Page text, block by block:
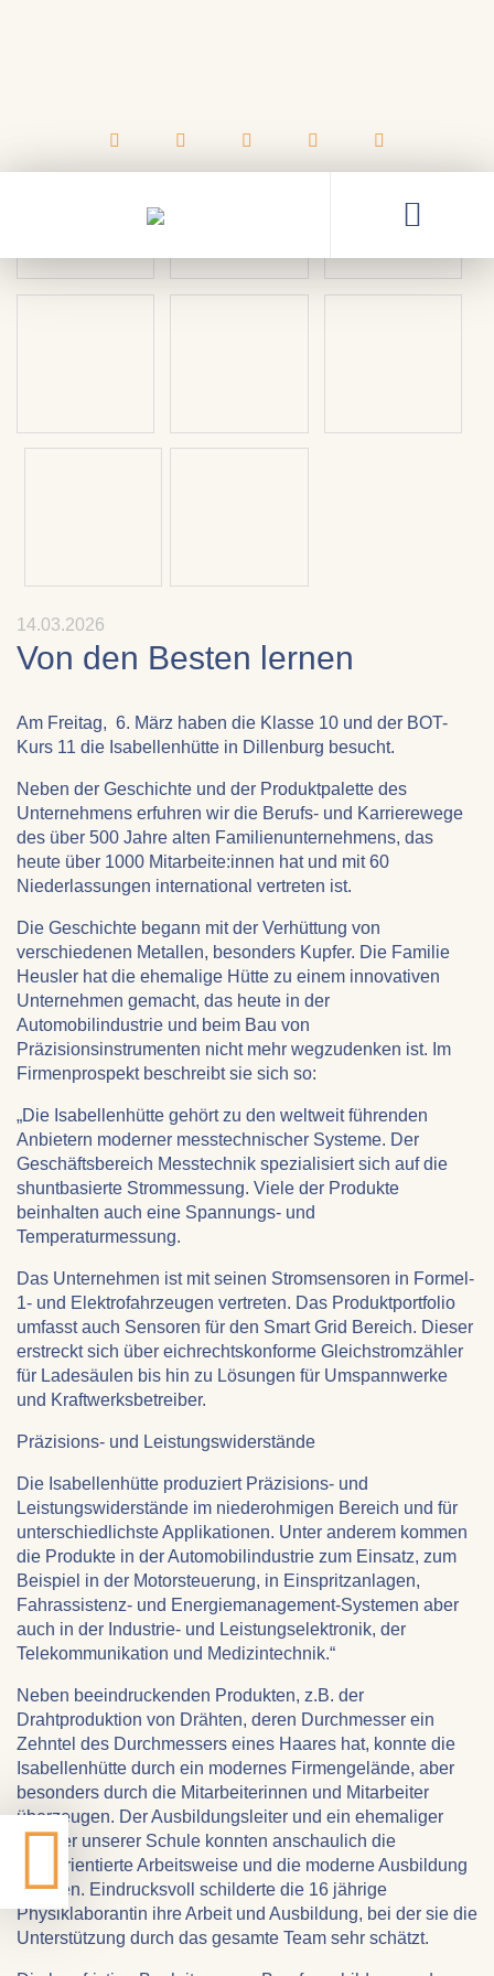
14.03.2026
Von den Besten lernen
Am Freitag, 6. März haben die Klasse 10 und der BOT-
Kurs 11 die Isabellenhütte in Dillenburg besucht.
Neben der Geschichte und der Produktpalette des
Unternehmens erfuhren wir die Berufs- und Karrierewege
des über 500 Jahre alten Familienunternehmens, das
heute über 1000 Mitarbeite:innen hat und mit 60
Niederlassungen international vertreten ist.
Die Geschichte begann mit der Verhüttung von
verschiedenen Metallen, besonders Kupfer. Die Familie
Heusler hat die ehemalige Hütte zu einem innovativen
Unternehmen gemacht, das heute in der
Automobilindustrie und beim Bau von
Präzisionsinstrumenten nicht mehr wegzudenken ist. Im
Firmenprospekt beschreibt sie sich so:
„Die Isabellenhütte gehört zu den weltweit führenden
Anbietern moderner messtechnischer Systeme. Der
Geschäftsbereich Messtechnik spezialisiert sich auf die
shuntbasierte Strommessung. Viele der Produkte
beinhalten auch eine Spannungs- und
Temperaturmessung.
Das Unternehmen ist mit seinen Stromsensoren in Formel-
1- und Elektrofahrzeugen vertreten. Das Produktportfolio
umfasst auch Sensoren für den Smart Grid Bereich. Dieser
erstreckt sich über eichrechtskonforme Gleichstromzähler
für Ladesäulen bis hin zu Lösungen für Umspannwerke
und Kraftwerksbetreiber.
Präzisions- und Leistungswiderstände
Die Isabellenhütte produziert Präzisions- und
Leistungswiderstände im niederohmigen Bereich und für
unterschiedlichste Applikationen. Unter anderem kommen
die Produkte in der Automobilindustrie zum Einsatz, zum
Beispiel in der Motorsteuerung, in Einspritzanlagen,
Fahrassistenz- und Energiemanagement-Systemen aber
auch in der Industrie- und Leistungselektronik, der
Telekommunikation und Medizintechnik.“
Neben beeindruckenden Produkten, z.B. der
Drahtproduktion von Drähten, deren Durchmesser ein
Zehntel des Durchmessers eines Haares hat, konnte die
Isabellenhütte durch ein modernes Firmengelände, aber
besonders durch die Mitarbeiterinnen und Mitarbeiter
überzeugen. Der Ausbildungsleiter und ein ehemaliger
Schüler unserer Schule konnten anschaulich die
teamorientierte Arbeitsweise und die moderne Ausbildung
erklären. Eindrucksvoll schilderte die 16 jährige
Physiklaborantin ihre Arbeit und Ausbildung, bei der sie die
Unterstützung durch das gesamte Team sehr schätzt.